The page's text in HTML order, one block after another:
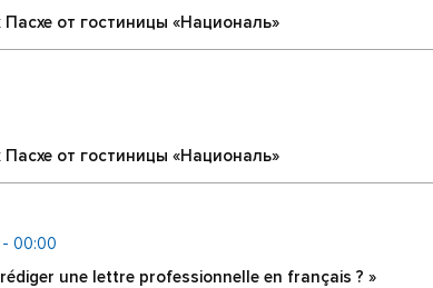
от гостиницы «Националь»
от гостиницы «Националь»
00:00
une lettre professionnelle en français ? »